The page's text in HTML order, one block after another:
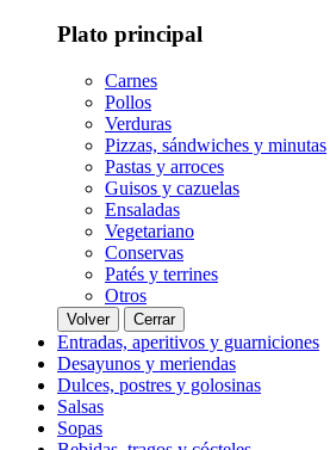
Plato principal
Carnes
Pollos
Verduras
Pizzas, sándwiches y minutas
Pastas y arroces
Guisos y cazuelas
Ensaladas
Vegetariano
Conservas
Patés y terrines
Otros
Volver Cerrar
Entradas, aperitivos y guarniciones
Desayunos y meriendas
Dulces, postres y golosinas
Salsas
Sopas